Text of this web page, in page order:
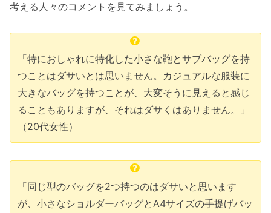
考える人々のコメントを見てみましょう。
「特におしゃれに特化した小さな鞄とサブバッグを持
つことはダサいとは思いません。カジュアルな服装に
大きなバッグを持つことが、大変そうに見えると感じ
ることもありますが、それはダサくはありません。」
（20代女性）
「同じ型のバッグを2つ持つのはダサいと思います
が、小さなショルダーバッグとA4サイズの手提げバッ